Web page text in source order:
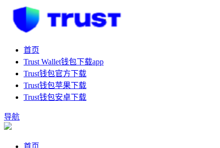
首页
Trust Wallet钱包下载app
Trust钱包官方下载
Trust钱包苹果下载
Trust钱包安卓下载
导航
首页